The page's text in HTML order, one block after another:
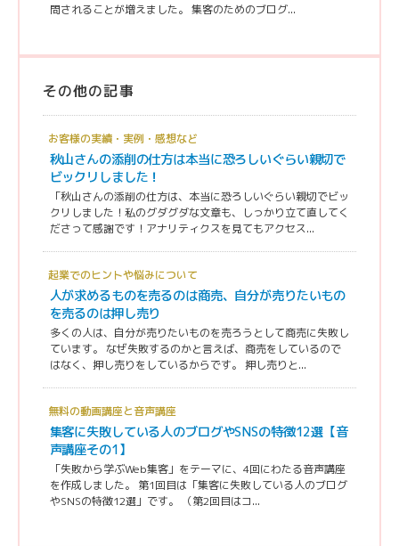
問されることが増えました。 集客のためのブログ...
その他の記事
お客様の実績・実例・感想など
秋山さんの添削の仕方は本当に恐ろしいぐらい親切で
ビックリしました！
「秋山さんの添削の仕方は、本当に恐ろしいぐらい親切でビッ
クリしました！私のグダグダな文章も、しっかり立て直してく
ださって感謝です！アナリティクスを見てもアクセス...
起業でのヒントや悩みについて
人が求めるものを売るのは商売、自分が売りたいもの
を売るのは押し売り
多くの人は、自分が売りたいものを売ろうとして商売に失敗し
ています。 なぜ失敗するのかと言えば、商売をしているので
はなく、押し売りをしているからです。 押し売りと...
無料の動画講座と音声講座
集客に失敗している人のブログやSNSの特徴12選【音
声講座その1】
「失敗から学ぶWeb集客」をテーマに、4回にわたる音声講座
を作成しました。 第1回目は「集客に失敗している人のブログ
やSNSの特徴12選」です。 （第2回目はコ...